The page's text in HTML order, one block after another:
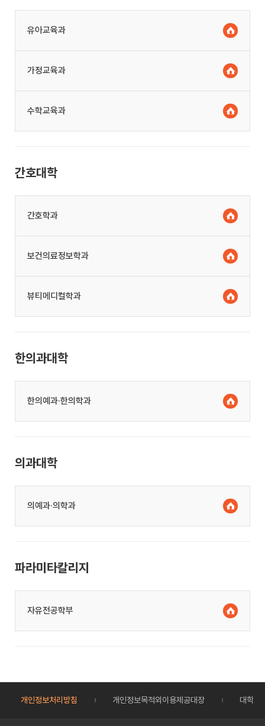
유아교육과
가정교육과
수학교육과
간호대학
간호학과
보건의료정보학과
뷰티메디컬학과
한의과대학
한의예과·한의학과
의과대학
의예과·의학과
파라미타칼리지
자유전공학부
개인정보처리방침 개인정보목적외이용제공대장 대학정